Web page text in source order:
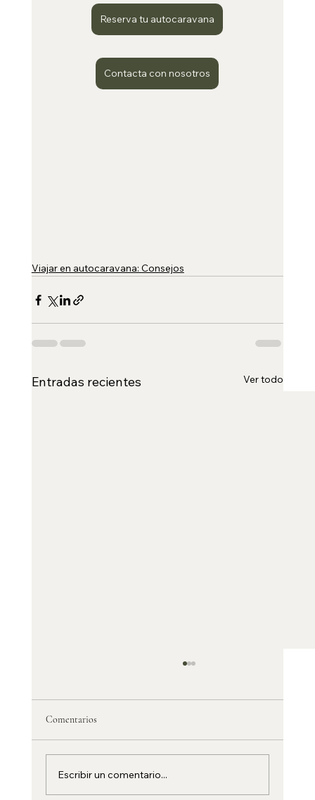
Reserva tu autocaravana
Contacta con nosotros
Viajar en autocaravana: Consejos
Entradas recientes Ver todo
Comentarios
Escribir un comentario...